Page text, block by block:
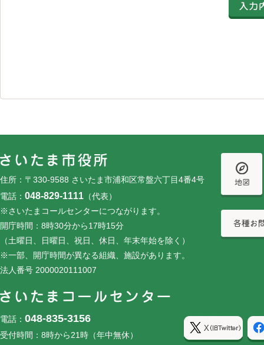
住所：〒330-9588 さいたま市浦和区常盤六丁目4番4号
電話： 048-829-1111 （代表）
※さいたまコールセンターにつながります。
開庁時間：8時30分から17時15分
（土曜日、日曜日、祝日、休日、年末年始を除く）
※一部、開庁時間が異なる組織、施設があります。
法人番号 2000020111007
電話： 048-835-3156
受付時間：8時から21時（年中無休）